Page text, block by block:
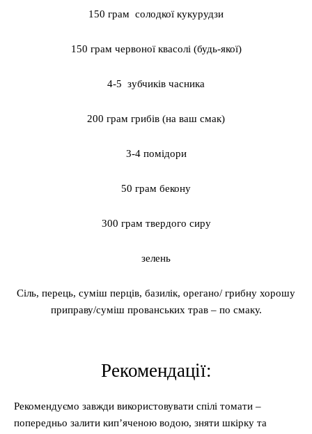
150 грам солодкої кукурудзи
150 грам червоної квасолі (будь-якої)
4-5 зубчиків часника
200 грам грибів (на ваш смак)
3-4 помідори
50 грам бекону
300 грам твердого сиру
зелень
Сіль, перець, суміш перців, базилік, орегано/ грибну хорошу
приправу/суміш прованських трав – по смаку.
Рекомендації:
Рекомендуємо завжди використовувати спілі томати –
попередньо залити кип’яченою водою, зняти шкірку та